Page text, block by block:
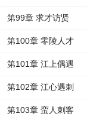
第99章 求才访贤
第100章 零陵人才
第101章 江上偶遇
第102章 江心遇刺
第103章 蛮人刺客